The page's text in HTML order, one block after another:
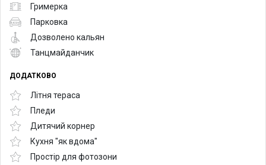
Гримерка
Парковка
Дозволено кальян
Танцмайданчик
ДОДАТКОВО
Літня тераса
Пледи
Дитячий корнер
Кухня "як вдома"
Простір для фотозони